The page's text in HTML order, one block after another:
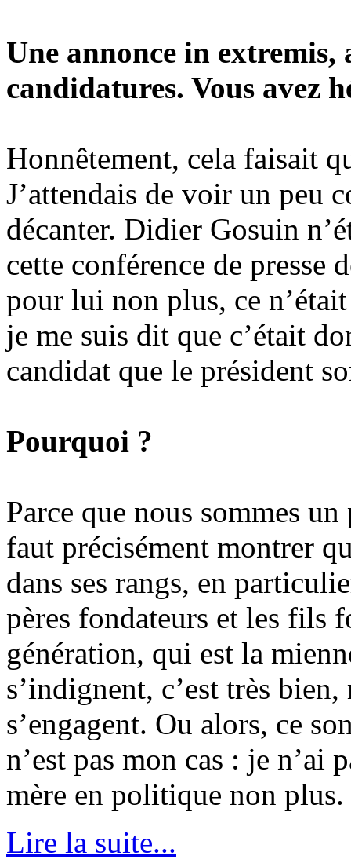
Une annonce in extremis,
candidatures. Vous avez
Honnêtement, cela faisait
J’attendais de voir un peu
décanter. Didier Gosuin
cette conférence de
pour lui non plus, ce
je me suis dit que c’était
candidat que le président
Pourquoi ?
Parce que nous sommes
faut précisément montrer
dans ses rangs, en
pères fondateurs et les fils
génération, qui est la
s’indignent, c’est très
s’engagent. Ou alors, ce
n’est pas mon cas : je n’ai
mère en politique non plus.
Lire la suite...